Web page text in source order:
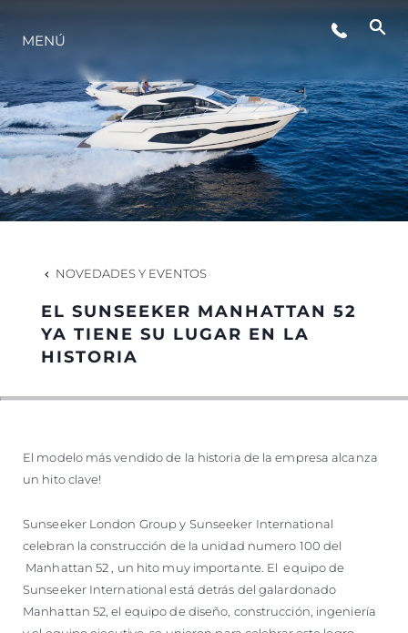
EVENTOS
¿QUIÉNES SOMOS?
EL EQUIPO
PORTUGAL LIFESTYLE VERSION 1
MENÚ
NOVEDADES Y EVENTOS
EL SUNSEEKER MANHATTAN 52
YA TIENE SU LUGAR EN LA
HISTORIA
El modelo más vendido de la historia de la empresa alcanza
un hito clave!
Sunseeker London Group y Sunseeker International
celebran la construcción de la unidad numero 100 del
Manhattan 52 , un hito muy importante. El equipo de
Sunseeker International está detrás del galardonado
Manhattan 52, el equipo de diseño, construcción, ingeniería